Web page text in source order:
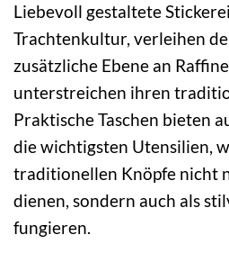
Liebevoll gestaltete
Trachtenkultur, verleihen
zusätzliche Ebene an
unterstreichen ihren
Praktische Taschen bieten
die wichtigsten Utensilien,
traditionellen Knöpfe nicht
dienen, sondern auch als
fungieren.